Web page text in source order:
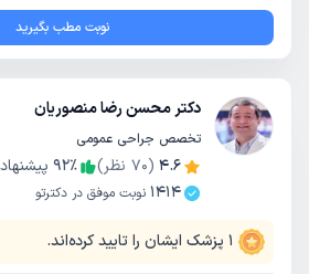
نوبت مطب بگیرید
دکتر محسن رضا منصوریان
تخصص جراحی عمومی
4.6
(
70 نظر) 92٪
1414 نوبت موفق در دکترتو
1 پزشک ایشان را تایید کرده‌اند.